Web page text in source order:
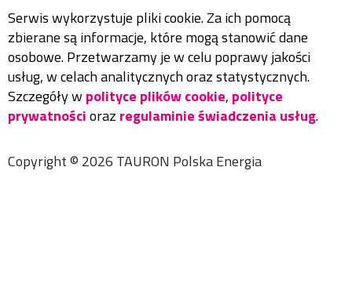
Serwis wykorzystuje pliki cookie. Za ich pomocą
zbierane są informacje, które mogą stanowić dane
osobowe. Przetwarzamy je w celu poprawy jakości
usług, w celach analitycznych oraz statystycznych.
Szczegóły w polityce plików cookie, polityce
prywatnościoraz regulaminie świadczenia usług.
Copyright © 2026 TAURON Polska Energia